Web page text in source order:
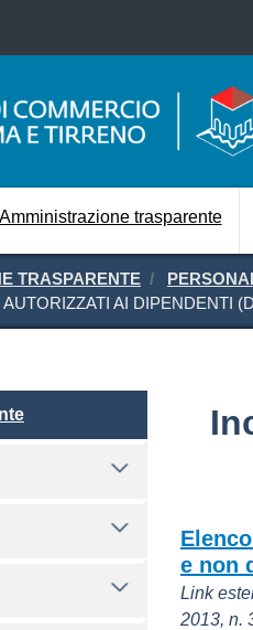
Amministrazione trasparente
TRASPARENTE
AI DIPENDENTI
e non
Link
2013, n.